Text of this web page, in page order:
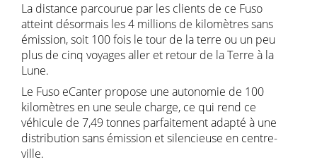
La distance parcourue par les clients de ce Fuso
atteint désormais les 4 millions de kilomètres sans
émission, soit 100 fois le tour de la terre ou un peu
plus de cinq voyages aller et retour de la Terre à la
Lune.
Le Fuso eCanter propose une autonomie de 100
kilomètres en une seule charge, ce qui rend ce
véhicule de 7,49 tonnes parfaitement adapté à une
distribution sans émission et silencieuse en centre-
ville.